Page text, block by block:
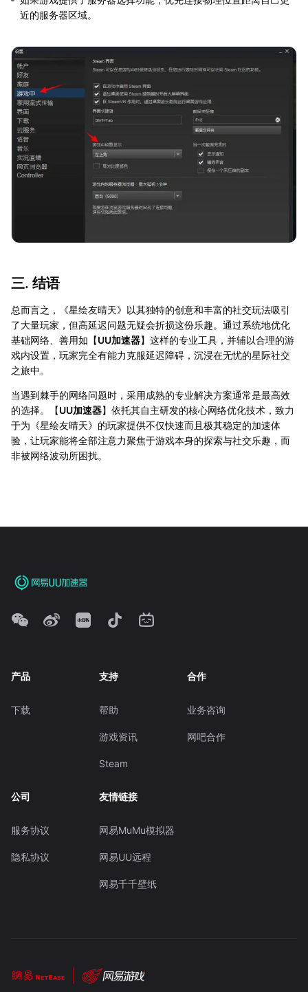
近的服务器区域。
三. 结语
总而言之，《星绘友晴天》以其独特的创意和丰富的社交玩法吸引
了大量玩家，但高延迟问题无疑会折损这份乐趣。通过系统地优化
基础网络、善用如【UU加速器】这样的专业工具，并辅以合理的游
戏内设置，玩家完全有能力克服延迟障碍，沉浸在无忧的星际社交
之旅中。
当遇到棘手的网络问题时，采用成熟的专业解决方案通常是最高效
的选择。【UU加速器】依托其自主研发的核心网络优化技术，致力
于为《星绘友晴天》的玩家提供不仅快速而且极其稳定的加速体
验，让玩家能将全部注意力聚焦于游戏本身的探索与社交乐趣，而
非被网络波动所困扰。
产品
下载
支持
帮助
游戏资讯
Steam
合作
业务咨询
网吧合作
公司
服务协议
隐私协议
友情链接
网易MuMu模拟器
网易UU远程
网易千千壁纸